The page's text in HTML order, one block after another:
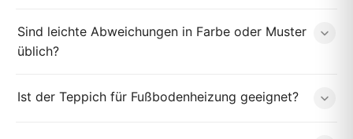
Sind leichte Abweichungen in Farbe oder Muster
üblich?
Ist der Teppich für Fußbodenheizung geeignet?